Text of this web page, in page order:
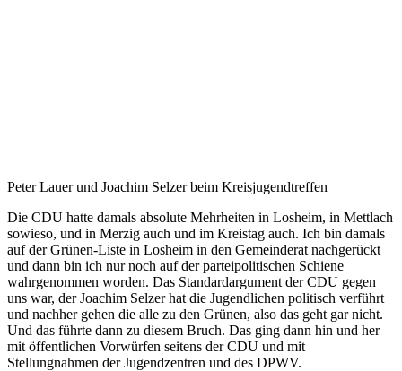
Peter Lauer und Joachim Selzer beim Kreisjugendtreffen
Die CDU hatte damals absolute Mehrheiten in Losheim, in Mettlach
sowieso, und in Merzig auch und im Kreistag auch. Ich bin damals
auf der Grünen-Liste in Losheim in den Gemeinderat nachgerückt
und dann bin ich nur noch auf der parteipolitischen Schiene
wahrgenommen worden. Das Standardargument der CDU gegen
uns war, der Joachim Selzer hat die Jugendlichen politisch verführt
und nachher gehen die alle zu den Grünen, also das geht gar nicht.
Und das führte dann zu diesem Bruch. Das ging dann hin und her
mit öffentlichen Vorwürfen seitens der CDU und mit
Stellungnahmen der Jugendzentren und des DPWV.